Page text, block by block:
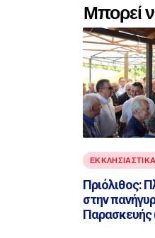
Μπορεί
ΕΚΚΛΗΣΙΑΣΤΙΚΑ
Πριόλιθος:
στην